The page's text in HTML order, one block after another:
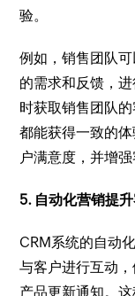
验。
例如，销售团队
的需求和反馈，
时获取销售团队
都能获得一致的
户满意度，并增
5. 自动化营销提
CRM系统的自动
与客户进行互动
产品更新通知。